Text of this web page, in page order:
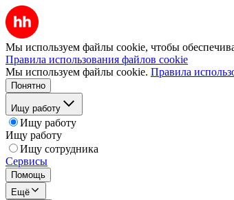
Мы используем файлы cookie, чтобы
Правила использования файлов cookie
Мы используем файлы cookie. Правила
Понятно
Ищу работу
Ищу работу
Ищу работу
Ищу сотрудника
Сервисы
Помощь
Ещё